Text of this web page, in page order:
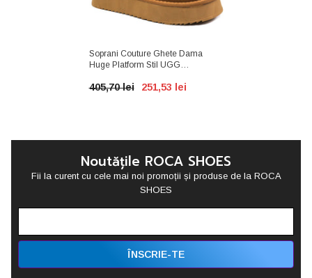
Soprani Couture Ghete Dama
Huge Platform Stil UGG
CMLV
405,70 lei 251,53 lei
Noutățile ROCA SHOES
Fii la curent cu cele mai noi promoții și produse de la ROCA
SHOES
ÎNSCRIE-TE